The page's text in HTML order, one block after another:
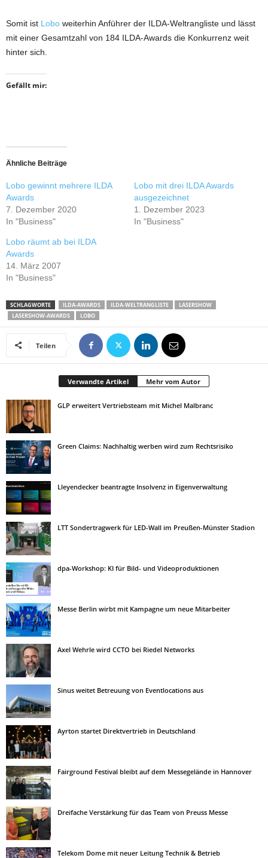
Somit ist Lobo weiterhin Anführer der ILDA-Weltrangliste und lässt
mit einer Gesamtzahl von 184 ILDA-Awards die Konkurrenz weit
hinter sich.
Gefällt mir:
Ähnliche Beiträge
Lobo gewinnt mehrere ILDA
Awards
7. Dezember 2020
In "Business"
Lobo mit drei ILDA Awards
ausgezeichnet
1. Dezember 2023
In "Business"
Lobo räumt ab bei ILDA
Awards
14. März 2007
In "Business"
SCHLAGWORTE ILDA-AWARDS ILDA-WELTRANGLISTE
LASERSHOW
LASERSHOW-AWARDS
LOBO
Teilen
Verwandte Artikel Mehr vom Autor
GLP erweitert Vertriebsteam mit Michel Malbranc
Green Claims: Nachhaltig werben wird zum Rechtsrisiko
Lleyendecker beantragte Insolvenz in Eigenverwaltung
LTT Sondertragwerk für LED-Wall im Preußen-Münster Stadion
dpa-Workshop: KI für Bild- und Videoproduktionen
Messe Berlin wirbt mit Kampagne um neue Mitarbeiter
Axel Wehrle wird CCTO bei Riedel Networks
Sinus weitet Betreuung von Eventlocations aus
Ayrton startet Direktvertrieb in Deutschland
Fairground Festival bleibt auf dem Messegelände in Hannover
Dreifache Verstärkung für das Team von Preuss Messe
Telekom Dome mit neuer Leitung Technik & Betrieb